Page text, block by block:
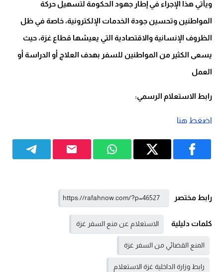
ويأتي هذا الإجراء في إطار جهود الحكومة لتسهيل حركة
المواطنين وتحسين جودة الخدمات الإلكترونية، خاصة في ظل
الظروف الإنسانية والاقتصادية التي يعيشها قطاع غزة، حيث
يسعى الكثير من المواطنين للسفر بهدف العلاج أو الدراسة أو
العمل
رابط الاستعلام الرسمي:
اضغط هنا
رابط مختصر
كلمات دليلية الاستعلام عن منع السفر غزة
المنع القضائي من السفر غزة
رابط وزارة الداخلية غزة الاستعلام